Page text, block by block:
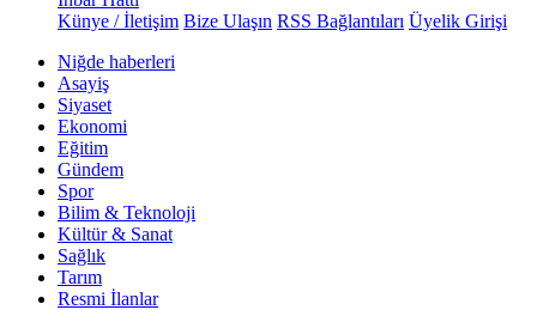
Künye / İletişim Bize Ulaşın RSS Bağlantıları Üyelik Girişi
Niğde haberleri
Asayiş
Siyaset
Ekonomi
Eğitim
Gündem
Spor
Bilim & Teknoloji
Kültür & Sanat
Sağlık
Tarım
Resmi İlanlar